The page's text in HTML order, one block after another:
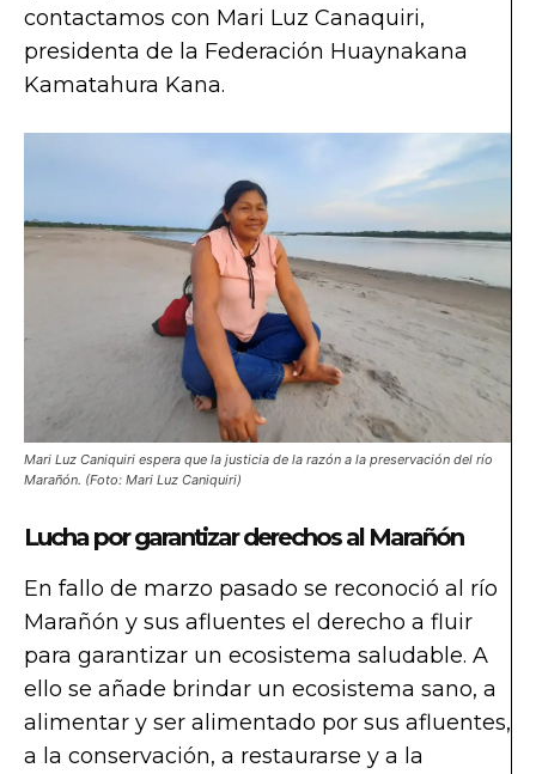
contactamos con Mari Luz Canaquiri,
presidenta de la Federación Huaynakana
Kamatahura Kana.
Mari Luz Caniquiri espera que la justicia de la razón a la preservación del río
Marañón. (Foto: Mari Luz Caniquiri)
Lucha por garantizar derechos al Marañón
En fallo de marzo pasado se reconoció al río
Marañón y sus afluentes el derecho a fluir
para garantizar un ecosistema saludable. A
ello se añade brindar un ecosistema sano, a
alimentar y ser alimentado por sus afluentes,
a la conservación, a restaurarse y a la